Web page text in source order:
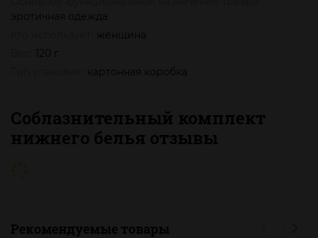
эротичная одежда
женщина
120 г
картонная коробка
Соблазнительный комплект
нижнего белья отзывы
Рекомендуемые товары